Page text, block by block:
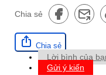
Chia sẻ
Chia sẻ
Lời bình của
Gửi ý kiến